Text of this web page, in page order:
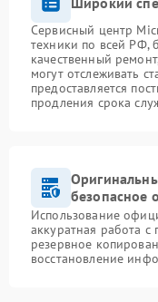
Сервисный центр
техники по всей РФ,
качественный
могут отслеживать
предоставляется
продления срока
безопасное
Использование
аккуратная работа
резервное
восстановление